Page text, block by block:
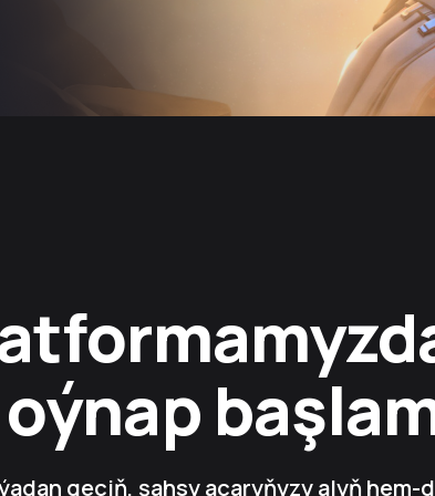
oýnap
geçiň, şahsy açaryňyzy alyň hem-